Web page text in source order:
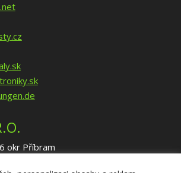
okr Příbram